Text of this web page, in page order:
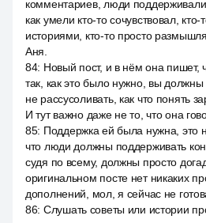
комментариев, люди поддерживали
как умели кто-то сочувствовал,
историями, кто-то просто
Аня.
84: Новый пост, и в нём она пишет,
так, как это было нужно, вы
не рассусоливать, как что понять
И тут важно даже не то, что она
85: Поддержка ей была нужна, это
что люди должны поддерживать
судя по всему, должны просто
оригинальном посте нет никаких
дополнений, мол, я сейчас не
86: Слушать советы или истории